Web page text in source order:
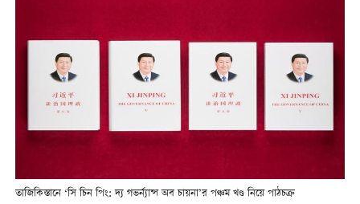
তাজিকিস্তানে ‘সি চিন পিং: দ্য গভর্ন্যান্স অব চায়না’র পঞ্চম খণ্ড নিয়ে পাঠচক্র